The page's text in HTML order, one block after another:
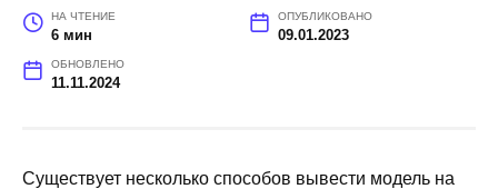
НА ЧТЕНИЕ
6 мин
ОПУБЛИКОВАНО
09.01.2023
ОБНОВЛЕНО
11.11.2024
Существует несколько способов вывести модель на